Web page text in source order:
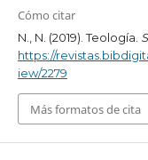
Cómo citar
N., N. (2019). Teología.
https://
iew/2279
Más formatos de cita